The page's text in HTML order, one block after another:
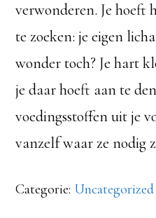
verwonderen. Je hoeft
te zoeken: je eigen
wonder toch? Je hart
je daar hoeft aan te
voedingsstoffen uit je
vanzelf waar ze nodig
Categorie: Uncategorized